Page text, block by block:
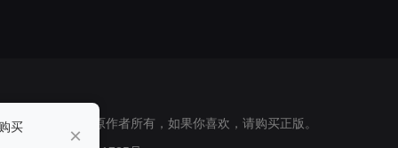
买 ×
有素材版权归原作者所有，如果你喜欢，请购买正版。